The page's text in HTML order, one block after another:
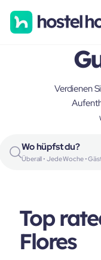
Verdienen
Wo hüpfst du?
Überall • Jede Woche •
Top
Flores